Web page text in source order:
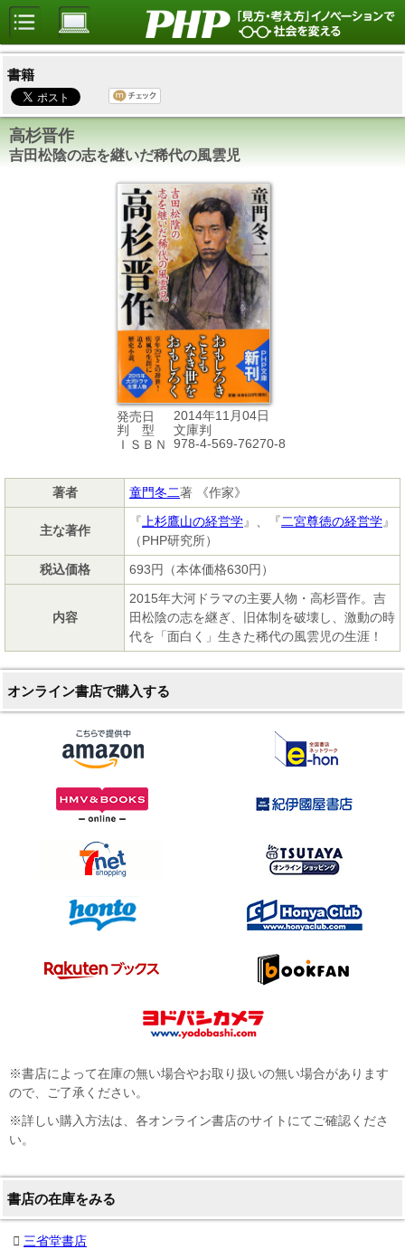
書籍
高杉晋作
吉田松陰の志を継いだ稀代の風雲児
発売日
2014年11月04日
判 型
文庫判
ＩＳＢＮ
978-4-569-76270-8
著者 童門冬二著 《作家》
主な著作
『 上杉鷹山の経営学』、『二宮尊徳の経営学』
（PHP研究所）
税込価格
693円（本体価格630円）
内容
2015年大河ドラマの主要人物・高杉晋作。吉
田松陰の志を継ぎ、旧体制を破壊し、激動の時
代を「面白く」生きた稀代の風雲児の生涯！
オンライン書店で購入する
※書店によって在庫の無い場合やお取り扱いの無い場合があります
ので、ご了承ください。
※詳しい購入方法は、各オンライン書店のサイトにてご確認くださ
い。
書店の在庫をみる
三省堂書店